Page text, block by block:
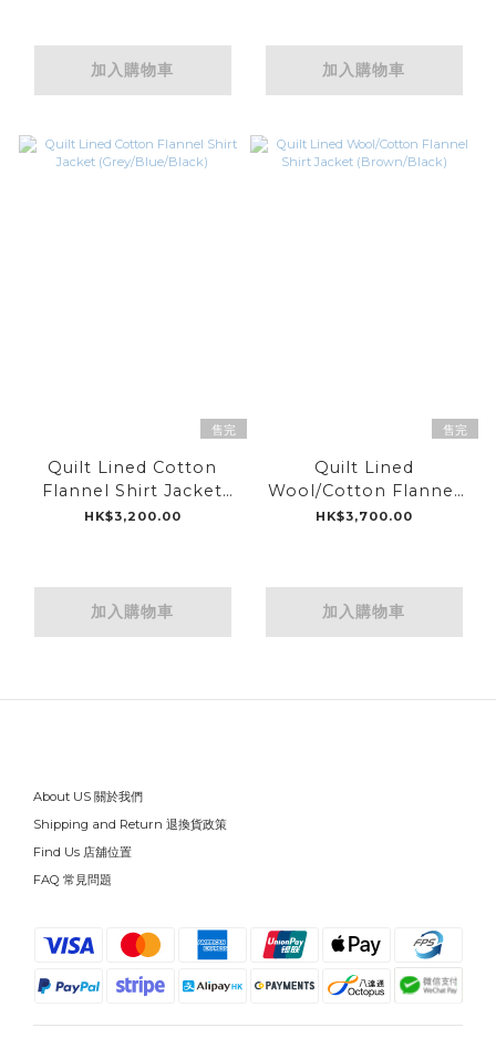
加入購物車 加入購物車
售完
Quilt Lined Cotton
Flannel Shirt Jacket
(Grey/Blue/Black)
HK$3,200.00
加入購物車
售完
Quilt Lined
Wool/Cotton Flannel
Shirt Jacket
HK$3,700.00
加入購物車
About US 關於我們
Shipping and Return 退換貨政策
Find Us 店舖位置
FAQ 常見問題